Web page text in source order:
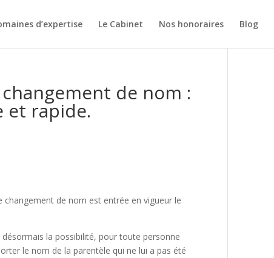
d’expertise Le Cabinet Nos honoraires Blog
changement de nom :
et rapide.
de nom est entrée en vigueur le
la possibilité, pour toute personne
le nom de la parentèle qui ne lui a pas été